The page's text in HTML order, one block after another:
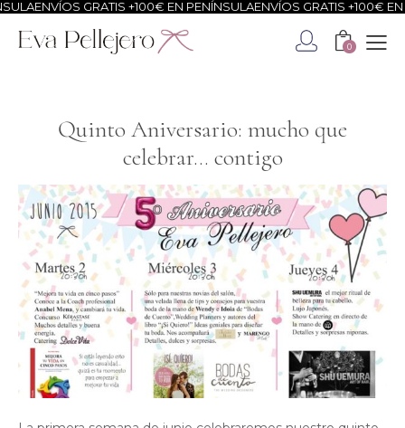
GRATIS +100€ EN PENÍNSULAENVÍOS GRATIS +100€ EN
0
Quinto Aniversario: mucho que
celebrar… contigo